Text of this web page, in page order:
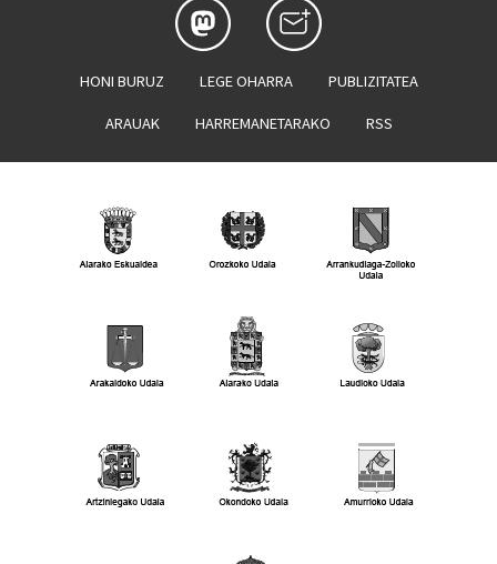
HONI BURUZ LEGE OHARRA PUBLIZITATEA
ARAUAK HARREMANETARAKO RSS